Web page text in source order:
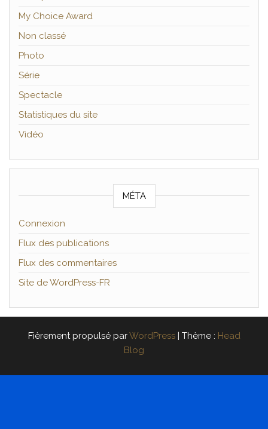
My Choice Award
Non classé
Photo
Série
Spectacle
Statistiques du site
Vidéo
MÉTA
Connexion
Flux des publications
Flux des commentaires
Site de WordPress-FR
Fièrement propulsé parWordPress | Thème : Head
Blog